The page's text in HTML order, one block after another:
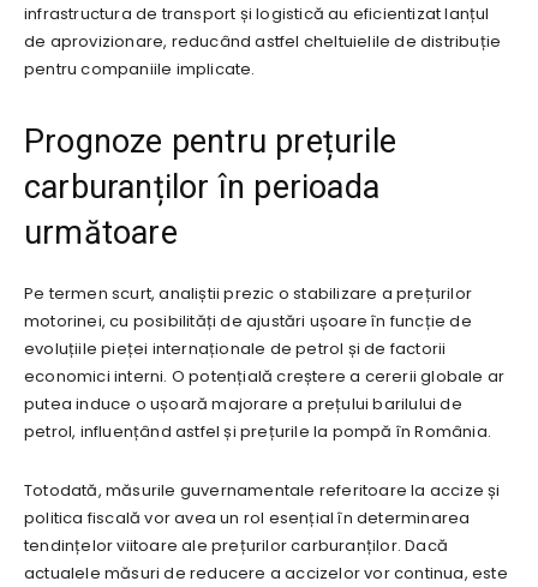
infrastructura de transport și logistică au eficientizat lanțul
de aprovizionare, reducând astfel cheltuielile de distribuție
pentru companiile implicate.
Prognoze pentru prețurile
carburanților în perioada
următoare
Pe termen scurt, analiștii prezic o stabilizare a prețurilor
motorinei, cu posibilități de ajustări ușoare în funcție de
evoluțiile pieței internaționale de petrol și de factorii
economici interni. O potențială creștere a cererii globale ar
putea induce o ușoară majorare a prețului barilului de
petrol, influențând astfel și prețurile la pompă în România.
Totodată, măsurile guvernamentale referitoare la accize și
politica fiscală vor avea un rol esențial în determinarea
tendințelor viitoare ale prețurilor carburanților. Dacă
actualele măsuri de reducere a accizelor vor continua, este